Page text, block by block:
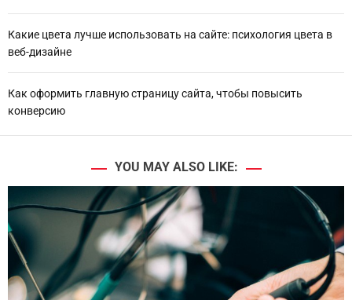
Какие цвета лучше использовать на сайте: психология цвета в
веб-дизайне
Как оформить главную страницу сайта, чтобы повысить
конверсию
YOU MAY ALSO LIKE: